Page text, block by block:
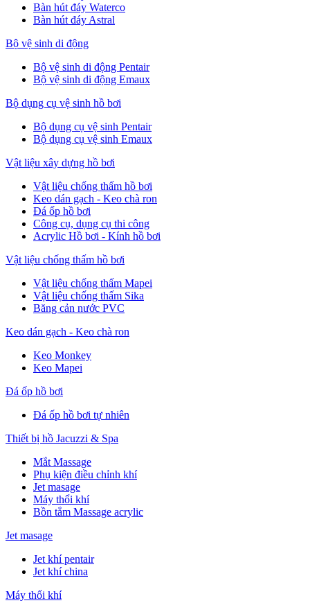
Bàn hút đáy Waterco
Bàn hút đáy Astral
Bộ vệ sinh di động
Bộ vệ sinh di động Pentair
Bộ vệ sinh di động Emaux
Bộ dụng cụ vệ sinh hồ bơi
Bộ dụng cụ vệ sinh Pentair
Bộ dụng cụ vệ sinh Emaux
Vật liệu xây dựng hồ bơi
Vật liệu chống thấm hồ bơi
Keo dán gạch - Keo chà ron
Đá ốp hồ bơi
Công cụ, dụng cụ thi công
Acrylic Hồ bơi - Kính hồ bơi
Vật liệu chống thấm hồ bơi
Vật liệu chống thấm Mapei
Vật liệu chống thấm Sika
Băng cản nước PVC
Keo dán gạch - Keo chà ron
Keo Monkey
Keo Mapei
Đá ốp hồ bơi
Đá ốp hồ bơi tự nhiên
Thiết bị hồ Jacuzzi & Spa
Mắt Massage
Phụ kiện điều chỉnh khí
Jet masage
Máy thổi khí
Bồn tắm Massage acrylic
Jet masage
Jet khí pentair
Jet khí china
Máy thổi khí